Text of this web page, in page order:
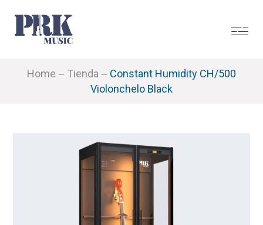
Home Tienda
Constant Humidity CH/500
Violonchelo Black